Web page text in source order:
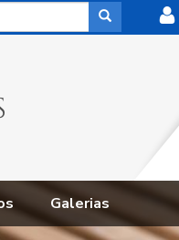
Galerias